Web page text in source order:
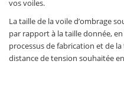
vos voiles.
La taille de la voile d’ombrage
par rapport à la taille donnée,
processus de fabrication et de
distance de tension souhaitée